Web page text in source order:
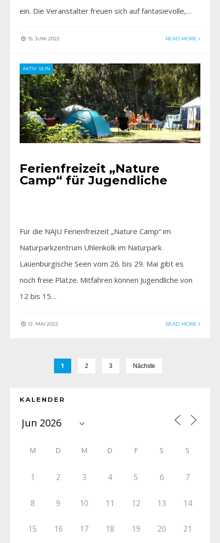
ein. Die Veranstalter freuen sich auf fantasievolle,…
15. JUNI 2022 READ MORE
AKTIV SEIN
Ferienfreizeit „Nature
Camp“ für Jugendliche
Für die NAJU Ferienfreizeit „Nature Camp“ im
Naturparkzentrum Uhlenkolk im Naturpark
Lauenburgische Seen vom 26. bis 29. Mai gibt es
noch freie Plätze. Mitfahren können Jugendliche von
12 bis 15…
12. MAI 2022 READ MORE
1 2 3 Nächste
KALENDER
M D M D F S S
1 2 3 4 5 6 7
8 9 10 11 12 13 14
15 16 17 18 19 20 21